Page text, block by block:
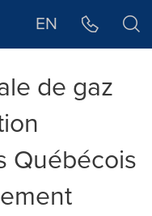
EN
de gaz
Québécois